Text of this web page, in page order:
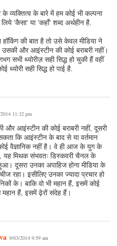
व्यक्तित्व के बारे में हम कोई भी कल्पना
'कैसा' या 'कहाँ' शब्द अर्थहीन है.
की बात है तो उसे केवल मीडिया ने
उसकी और आइंस्टीन की कोई बराबरी नहीं।
सभी थ्योरीज़ सही सिद्ध हो चुकी हैं वहीं
थ्योरी सही सिद्ध हो पाई है.
11:32 pm
आइंस्टीन की कोई बराबरी नहीं, दूसरी
कि आइंस्टीन के बाद से या वर्तमान
वैज्ञानिक नहीं है। वे ही आज के युग के
यह मिथक संभवतः डिस्कवरी चैनल के
दूसरा उनका अपाहिज होना मीडिया के
रहा। इसीलिए उनका ज्यादा प्रचार हो
के। बाकि वो भी महान हैं, इसमें कोई
हैं, इसमें ढ़ेरों संदेह हैं।
9/03/2014 9:59 am